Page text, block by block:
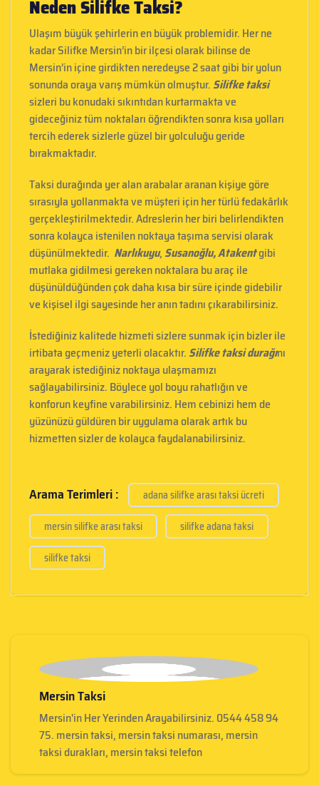
Neden Silifke Taksi?
Ulaşım büyük şehirlerin en büyük problemidir. Her ne
kadar Silifke Mersin’in bir ilçesi olarak bilinse de
Mersin’in içine girdikten neredeyse 2 saat gibi bir yolun
sonunda oraya varış mümkün olmuştur. Silifke taksi
sizleri bu konudaki sıkıntıdan kurtarmakta ve
gideceğiniz tüm noktaları öğrendikten sonra kısa yolları
tercih ederek sizlerle güzel bir yolculuğu geride
bırakmaktadır.
Taksi durağında yer alan arabalar aranan kişiye göre
sırasıyla yollanmakta ve müşteri için her türlü fedakârlık
gerçekleştirilmektedir. Adreslerin her biri belirlendikten
sonra kolayca istenilen noktaya taşıma servisi olarak
düşünülmektedir. Narlıkuyu, Susanoğlu, Atakentgibi
mutlaka gidilmesi gereken noktalara bu araç ile
düşünüldüğünden çok daha kısa bir süre içinde gidebilir
ve kişisel ilgi sayesinde her anın tadını çıkarabilirsiniz.
İstediğiniz kalitede hizmeti sizlere sunmak için bizler ile
irtibata geçmeniz yeterli olacaktır. Silifke taksi durağını
arayarak istediğiniz noktaya ulaşmamızı
sağlayabilirsiniz. Böylece yol boyu rahatlığın ve
konforun keyfine varabilirsiniz. Hem cebinizi hem de
yüzünüzü güldüren bir uygulama olarak artık bu
hizmetten sizler de kolayca faydalanabilirsiniz.
Arama Terimleri :
adana silifke arası taksi ücreti
mersin silifke arası taksi
silifke adana taksi
silifke taksi
Mersin Taksi
Mersin'in Her Yerinden Arayabilirsiniz. 0544 458 94
75. mersin taksi, mersin taksi numarası, mersin
taksi durakları, mersin taksi telefon